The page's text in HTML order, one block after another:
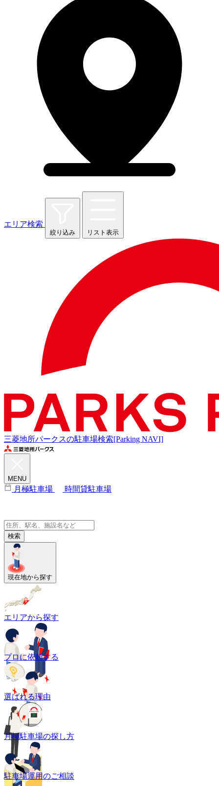
エリア検索
絞り込み リスト表示
三菱地所パークスの駐車場検索[Parking NAVI]
MENU
月極駐車場 時間貸駐車場
検索
現在地から探す
エリアから探す
プロに依頼する
選ばれる理由
月極駐車場の探し方
駐車場運用のご相談